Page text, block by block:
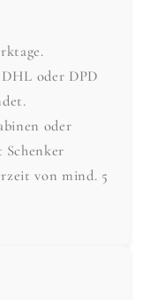
oder DPD
oder
Schenker
von mind. 5